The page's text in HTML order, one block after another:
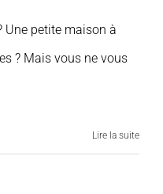
Une petite maison à
? Mais vous ne vous
Lire la suite